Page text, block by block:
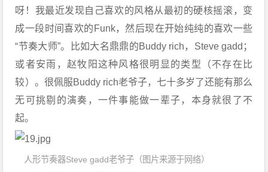
呀！我最近发现自己喜欢的风格从最初的硬核摇滚，变
成一段时间喜欢的Funk，然后现在开始纯纯的喜欢一些
“节奏大师”。比如大名鼎鼎的Buddy rich，Steve gadd；
或者安雨，赵牧阳这种风格很明显的类型（不存在比
较）。很佩服Buddy rich老爷子，七十多岁了还能有那么
无可挑剔的演奏，一件事能做一辈子，本身就很了不
起。
人形节奏器Steve gadd老爷子（图片来源于网络）